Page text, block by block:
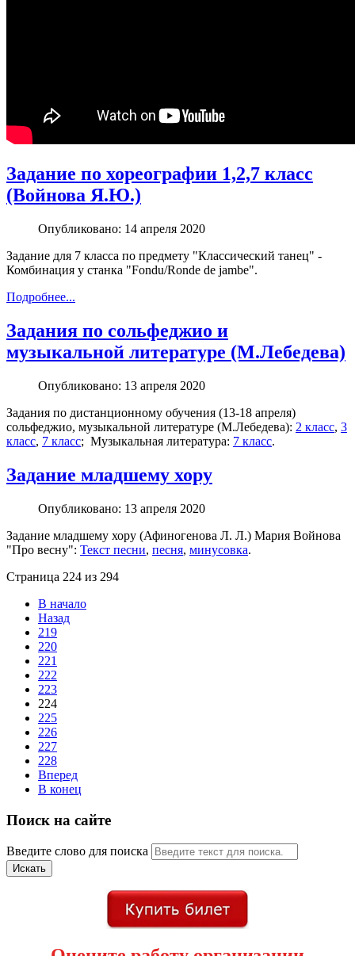
Задание по хореографии 1,2,7 класс
(Войнова Я.Ю.)
Опубликовано: 14 апреля 2020
Задание для 7 класса по предмету "Классический танец" -
Комбинация у станка "Fondu/Ronde de jambe".
Подробнее...
Задания по сольфеджио и
музыкальной литературе (М.Лебедева)
Опубликовано: 13 апреля 2020
Задания по дистанционному обучения (13-18 апреля)
сольфеджио, музыкальной литературе (М.Лебедева): 2 класс, 3
класс, 7 класс; Музыкальная литература: 7 класс.
Задание младшему хору
Опубликовано: 13 апреля 2020
Задание младшему хору (Афиногенова Л. Л.) Мария Войнова
"Про весну": Текст песни, песня, минусовка.
Страница 224 из 294
В начало
Назад
219
220
221
222
223
224
225
226
227
228
Вперед
В конец
Поиск на сайте
Введите слово для поиска
Искать